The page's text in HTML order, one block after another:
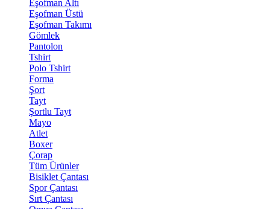
Eşofman Altı
Eşofman Üstü
Eşofman Takımı
Gömlek
Pantolon
Tshirt
Polo Tshirt
Forma
Şort
Tayt
Şortlu Tayt
Mayo
Atlet
Boxer
Çorap
Tüm Ürünler
Bisiklet Çantası
Spor Çantası
Sırt Çantası